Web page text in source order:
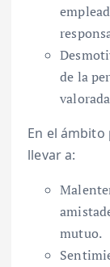
de la
En el
llevar a:
mutuo.